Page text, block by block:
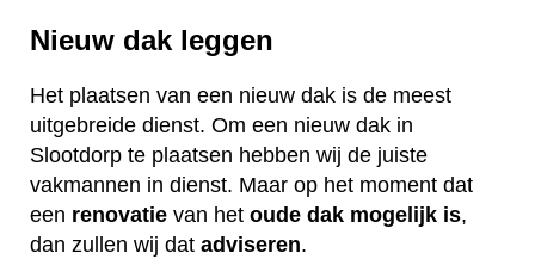
Nieuw dak leggen
Het plaatsen van een nieuw dak is de meest
uitgebreide dienst. Om een nieuw dak in
Slootdorp te plaatsen hebben wij de juiste
vakmannen in dienst. Maar op het moment dat
een renovatie van het oude dak mogelijk is,
dan zullen wij dat adviseren.